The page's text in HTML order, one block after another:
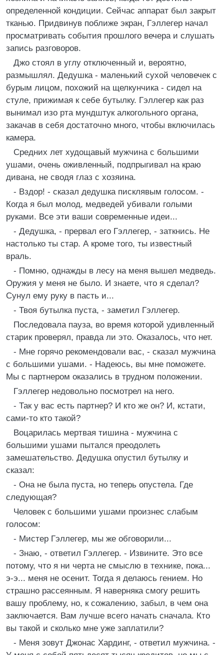
определенной кондиции. Сейчас аппарат был закрыт
тканью. Придвинув поближе экран, Гэллегер начал
просматривать события прошлого вечера и слушать
запись разговоров.
Джо стоял в углу отключенный и, вероятно,
размышлял. Дедушка - маленький сухой человечек с
бурым лицом, похожий на щелкунчика - сидел на
стуле, прижимая к себе бутылку. Гэллегер как раз
вынимал изо рта мундштук алкогольного органа,
закачав в себя достаточно много, чтобы включилась
камера.
Средних лет худощавый мужчина с большими
ушами, очень оживленный, подпрыгивал на краю
дивана, не сводя глаз с хозяина.
- Вздор! - сказал дедушка писклявым голосом. -
Когда я был молод, медведей убивали голыми
руками. Все эти ваши современные идеи...
- Дедушка, - прервал его Гэллегер, - заткнись. Не
настолько ты стар. А кроме того, ты известный
враль.
- Помню, однажды в лесу на меня вышел медведь.
Оружия у меня не было. И знаете, что я сделал?
Сунул ему руку в пасть и...
- Твоя бутылка пуста, - заметил Гэллегер.
Последовала пауза, во время которой удивленный
старик проверял, правда ли это. Оказалось, что нет.
- Мне горячо рекомендовали вас, - сказал мужчина
с большими ушами. - Надеюсь, вы мне поможете.
Мы с партнером оказались в трудном положении.
Гэллегер недовольно посмотрел на него.
- Так у вас есть партнер? И кто же он? И, кстати,
сами-то кто такой?
Воцарилась мертвая тишина - мужчина с
большими ушами пытался преодолеть
замешательство. Дедушка опустил бутылку и
сказал:
- Она не была пуста, но теперь опустела. Где
следующая?
Человек с большими ушами произнес слабым
голосом:
- Мистер Гэллегер, мы же обговорили...
- Знаю, - ответил Гэллегер. - Извините. Это все
потому, что я ни черта не смыслю в технике, пока...
э-э... меня не осенит. Тогда я делаюсь гением. Но
страшно рассеянным. Я наверняка смогу решить
вашу проблему, но, к сожалению, забыл, в чем она
заключается. Вам лучше всего начать сначала. Кто
вы такой и сколько мне уже заплатили?
- Меня зовут Джонас Хардинг, - ответил мужчина. -